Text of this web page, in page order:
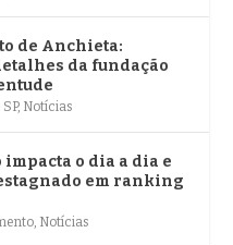
de Anchieta:
da fundação
, Notícias
impacta o dia a dia e
em ranking
Notícias